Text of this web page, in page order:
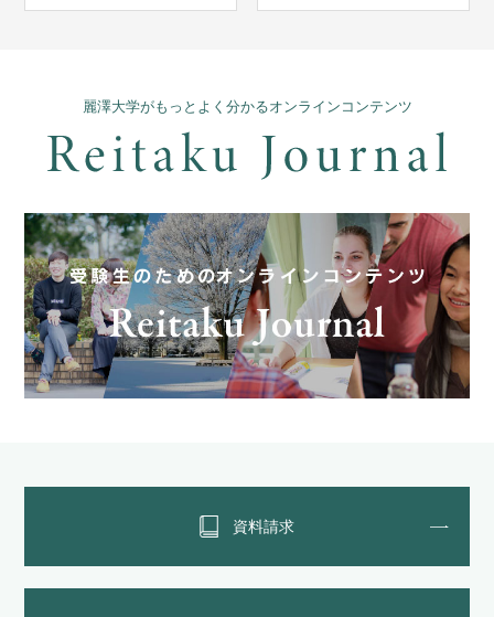
麗澤大学がもっとよく分かるオンラインコンテンツ
資料請求